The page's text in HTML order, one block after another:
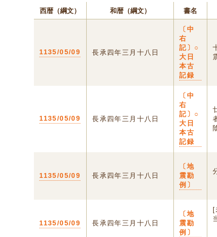
西暦（綱文） 和暦（綱文） 書名
1135/05/09 長承四年三月十八日
〔中
右
記〕○
大日
本古
記録
1135/05/09 長承四年三月十八日
〔中
右
記〕○
大日
本古
記録
1135/05/09 長承四年三月十八日
〔地
震勘
例〕
1135/05/09 長承四年三月十八日
〔地
震勘
例〕
[